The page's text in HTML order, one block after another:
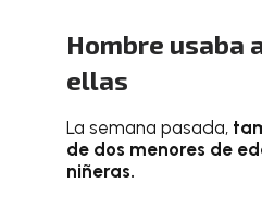
Hombre usaba
ellas
La semana pasada,
de dos menores de
niñeras.